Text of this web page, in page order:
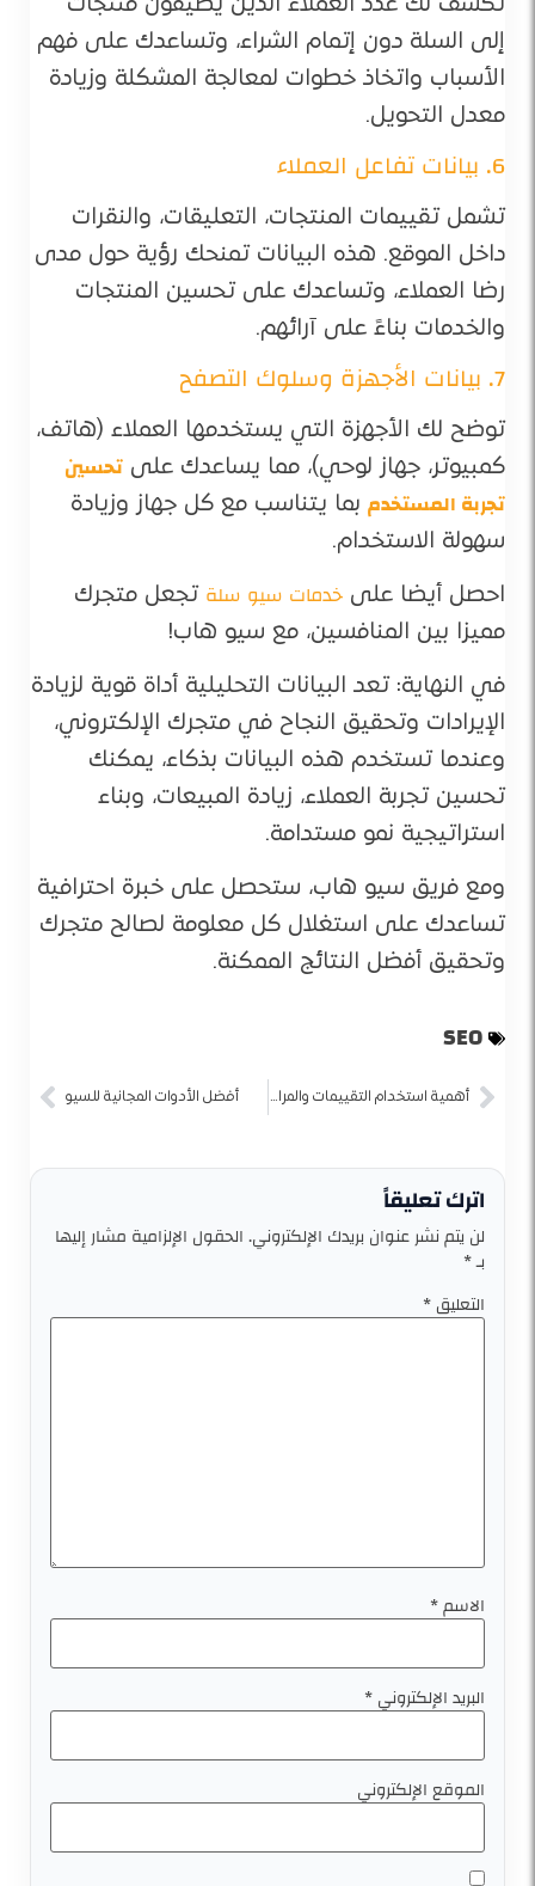
تكشف لك عدد العملاء الذين يضيفون منتجات
إلى السلة دون إتمام الشراء، وتساعدك على فهم
الأسباب واتخاذ خطوات لمعالجة المشكلة وزيادة
معدل التحويل.
6. بيانات تفاعل العملاء
تشمل تقييمات المنتجات، التعليقات، والنقرات
داخل الموقع. هذه البيانات تمنحك رؤية حول مدى
رضا العملاء، وتساعدك على تحسين المنتجات
والخدمات بناءً على آرائهم.
7. بيانات الأجهزة وسلوك التصفح
توضح لك الأجهزة التي يستخدمها العملاء (هاتف،
كمبيوتر، جهاز لوحي)، مما يساعدك على تحسين
تجربة المستخدم بما يتناسب مع كل جهاز وزيادة
سهولة الاستخدام.
احصل أيضا على خدمات سيو سلة تجعل متجرك
مميزا بين المنافسين، مع سيو هاب!
في النهاية: تعد البيانات التحليلية أداة قوية لزيادة
الإيرادات وتحقيق النجاح في متجرك الإلكتروني،
وعندما تستخدم هذه البيانات بذكاء، يمكنك
تحسين تجربة العملاء، زيادة المبيعات، وبناء
استراتيجية نمو مستدامة.
ومع فريق سيو هاب، ستحصل على خبرة احترافية
تساعدك على استغلال كل معلومة لصالح متجرك
وتحقيق أفضل النتائج الممكنة.
SEO
أهمية استخدام التقييمات والمراجعات لتحسين سمعة متجرك الإلكتروني أفضل الأدوات المجانية للسيو
اترك تعليقاً
لن يتم نشر عنوان بريدك الإلكتروني.الحقول الإلزامية مشار إليها
بـ*
التعليق*
الاسم*
البريد الإلكتروني*
الموقع الإلكتروني